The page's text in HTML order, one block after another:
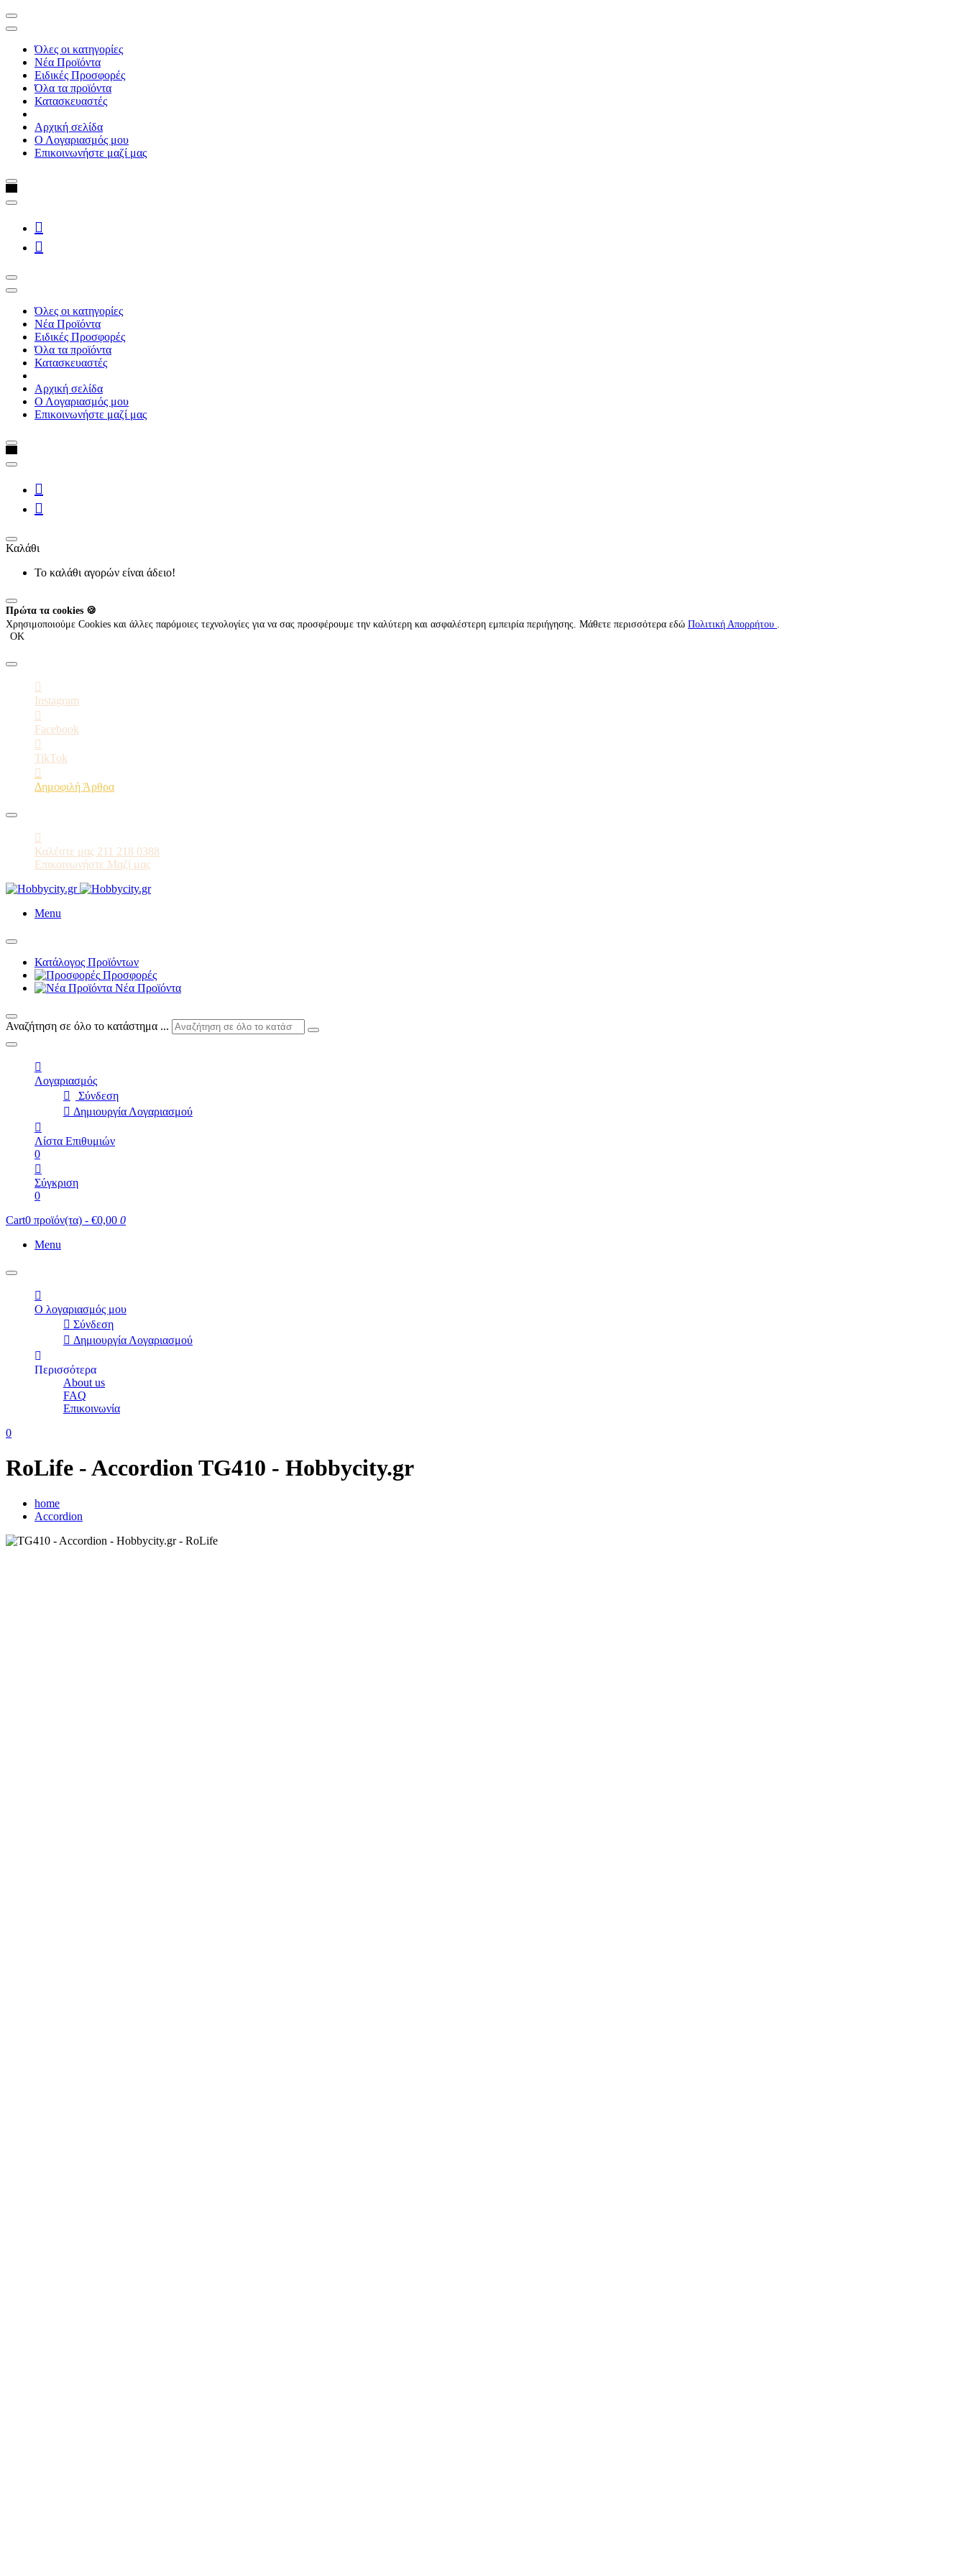
Όλες οι κατηγορίες
Νέα Προϊόντα
Ειδικές Προσφορές
Όλα τα προϊόντα
Κατασκευαστές
Αρχική σελίδα
Ο Λογαριασμός μου
Επικοινωνήστε μαζί μας
Όλες οι κατηγορίες
Νέα Προϊόντα
Ειδικές Προσφορές
Όλα τα προϊόντα
Κατασκευαστές
Αρχική σελίδα
Ο Λογαριασμός μου
Επικοινωνήστε μαζί μας
Καλάθι
Το καλάθι αγορών είναι άδειο!
Πρώτα τα cookies 🍪
Χρησιμοποιούμε Cookies και άλλες παρόμοιες τεχνολογίες για να σας προσφέρουμε την καλύτερη και ασφαλέστερη εμπειρία περιήγησης. Μάθετε περισσότερα εδώ Πολιτική Απορρήτου .
OK
Instagram
Facebook
TikTok
Δημοφιλή Άρθρα
Καλέστε μας 211 218 0388
Επικοινωνήστε Μαζί μας
Menu
Κατάλογος Προϊόντων
Προσφορές
Νέα Προϊόντα
Αναζήτηση σε όλο το κατάστημα ...
Λογαριασμός
Σύνδεση
Δημιουργία Λογαριασμού
Λίστα Επιθυμιών
0
Σύγκριση
0
Cart0 προϊόν(τα) - €0,00 0
Menu
Ο λογαριασμός μου
Σύνδεση
Δημιουργία Λογαριασμού
Περισσότερα
About us
FAQ
Επικοινωνία
0
RoLife - Accordion TG410 - Hobbycity.gr
home
Accordion